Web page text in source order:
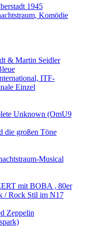
1945
Komödie
& Martin Seidler
ITF-
Einzel
Unknown (OmU9
die großen Töne
Musical
mit BOBA , 80er
/ Rock Stil im N17
Zeppelin